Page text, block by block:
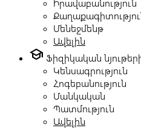
Իրավաբանություն
Մենեջմենթ
Ավելին
school Ֆիզիկական
Կենսագրություն
Հոգեբանություն
Մանկական
Պատմություն
Ավելին